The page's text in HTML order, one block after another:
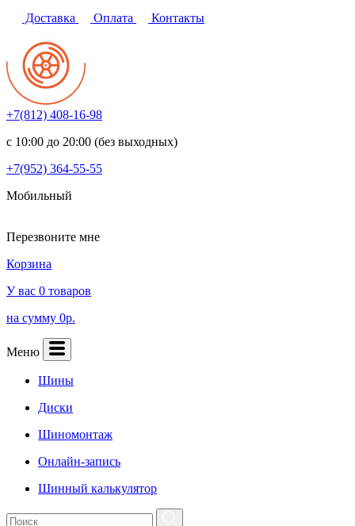
Доставка Оплата Контакты
+7(812) 408-16-98
с 10:00 до 20:00 (без выходных)
+7(952) 364-55-55
Мобильный
Перезвоните мне
Корзина
У вас 0 товаров
на сумму 0р.
Меню
Шины
Диски
Шиномонтаж
Онлайн-запись
Шинный калькулятор